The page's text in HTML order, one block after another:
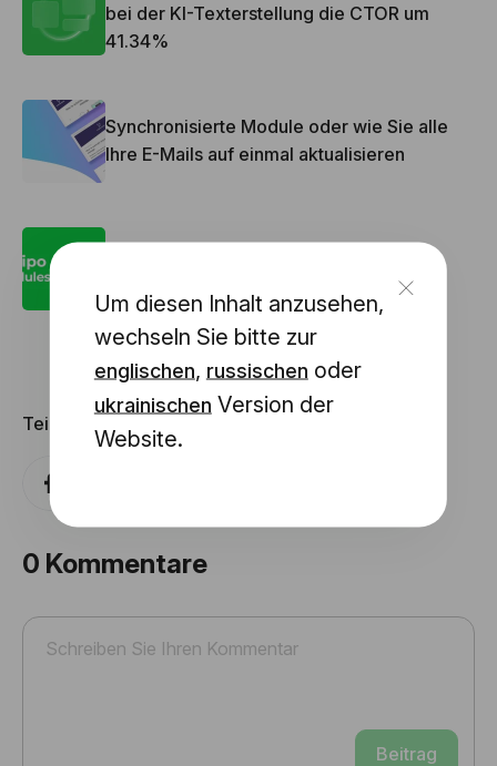
Um diesen Inhalt anzusehen,
wechseln Sie bitte zur
englischen, russischen oder
ukrainischen Version der
Website.
bei der KI-Texterstellung die CTOR um
41.34%
Synchronisierte Module oder wie Sie alle
Ihre E-Mails auf einmal aktualisieren
Teilen mit
0 Kommentare
Beitrag